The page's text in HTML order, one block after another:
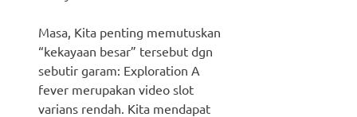
Masa, Kita penting memutuskan
“kekayaan besar” tersebut dgn
sebutir garam: Exploration A
fever merupakan video slot
varians rendah. Kita mendapat